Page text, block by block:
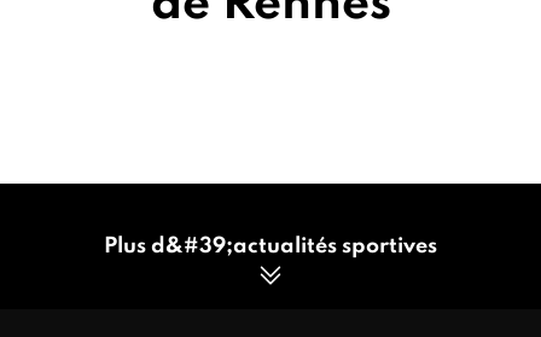
Plus d&#39;actualités sportives